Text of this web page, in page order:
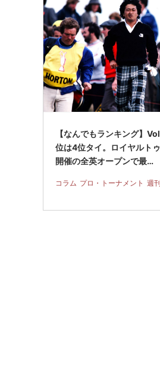
【なんでもランキング】
位は4位タイ。ロイヤルト
開催の全英オープンで最…
コラム プロ・トーナメント 週